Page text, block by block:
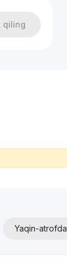
qiling
Yaqin-atrofda